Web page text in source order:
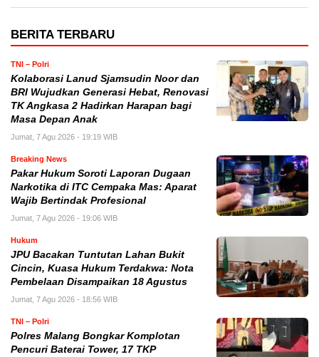
BERITA TERBARU
TNI – Polri
Kolaborasi Lanud Sjamsudin Noor dan
BRI Wujudkan Generasi Hebat, Renovasi
TK Angkasa 2 Hadirkan Harapan bagi
Masa Depan Anak
Jumat, 7 Agu 2026 - 19:19 WIB
Breaking News
Pakar Hukum Soroti Laporan Dugaan
Narkotika di ITC Cempaka Mas: Aparat
Wajib Bertindak Profesional
Jumat, 7 Agu 2026 - 19:06 WIB
Hukum
JPU Bacakan Tuntutan Lahan Bukit
Cincin, Kuasa Hukum Terdakwa: Nota
Pembelaan Disampaikan 18 Agustus
Jumat, 7 Agu 2026 - 18:56 WIB
TNI – Polri
Polres Malang Bongkar Komplotan
Pencuri Baterai Tower, 17 TKP